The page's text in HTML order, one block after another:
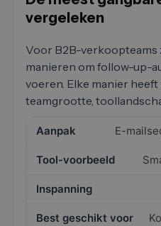
vergeleken
Voor B2B-verkoopteams
manieren om follow-up-
voeren. Elke manier
teamgrootte,
E-